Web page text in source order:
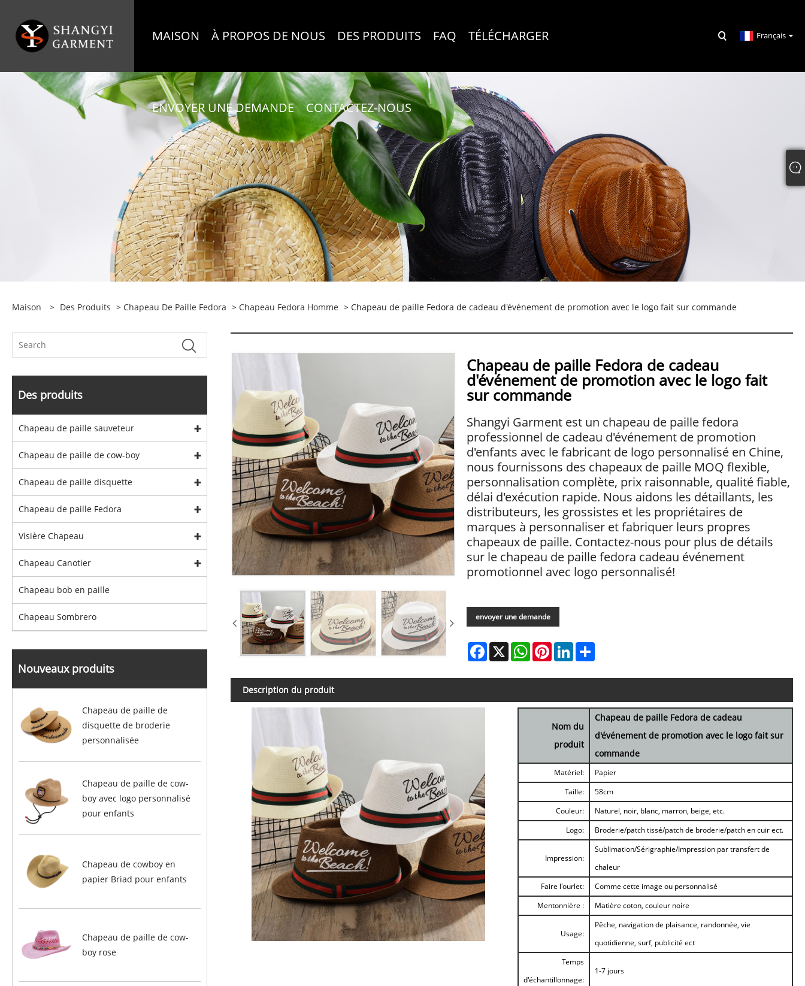
MAISON À PROPOS DE NOUS DES PRODUITS FAQ TÉLÉCHARGER
ENVOYER UNE DEMANDE CONTACTEZ-NOUS
Français
Maison > Des Produits > Chapeau De Paille Fedora > Chapeau Fedora Homme > Chapeau de paille Fedora de cadeau d'événement de promotion avec le logo fait sur commande
Des produits
Chapeau de paille sauveteur
Chapeau de paille de cow-boy
Chapeau de paille disquette
Chapeau de paille Fedora
Visière Chapeau
Chapeau Canotier
Chapeau bob en paille
Chapeau Sombrero
Nouveaux produits
Chapeau de paille de
disquette de broderie
personnalisée
Chapeau de paille de cow-
boy avec logo personnalisé
pour enfants
Chapeau de cowboy en
papier Briad pour enfants
Chapeau de paille de cow-
boy rose
Chapeau de paille Fedora de cadeau
d'événement de promotion avec le logo fait
sur commande
Shangyi Garment est un chapeau de paille fedora
professionnel de cadeau d'événement de promotion
d'enfants avec le fabricant de logo personnalisé en Chine,
nous fournissons des chapeaux de paille MOQ flexible,
personnalisation complète, prix raisonnable, qualité fiable,
délai d'exécution rapide. Nous aidons les détaillants, les
distributeurs, les grossistes et les propriétaires de
marques à personnaliser et fabriquer leurs propres
chapeaux de paille. Contactez-nous pour plus de détails
sur le chapeau de paille fedora cadeau événement
promotionnel avec logo personnalisé!
envoyer une demande
Facebook
X WhatsApp
PinterestLinkedIn
Description du produit
Nom du
produit
Chapeau de paille Fedora de cadeau
d'événement de promotion avec le logo fait sur
commande
Matériel:
Papier
Taille:
58cm
Couleur:
Naturel, noir, blanc, marron, beige, etc.
Logo:
Broderie/patch tissé/patch de broderie/patch en cuir ect.
Impression:
Sublimation/Sérigraphie/Impression par transfert de
chaleur
Faire l'ourlet:
Comme cette image ou personnalisé
Mentonnière :
Matière coton, couleur noire
Usage:
Pêche, navigation de plaisance, randonnée, vie
quotidienne, surf, publicité ect
Temps
d'échantillonnage:
1-7 jours